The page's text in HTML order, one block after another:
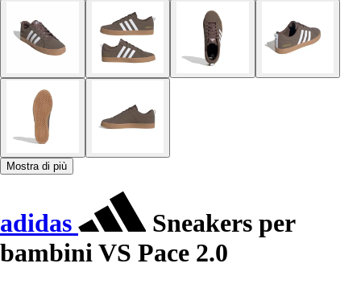
Mostra di più
adidas
Sneakers per
bambini VS Pace 2.0